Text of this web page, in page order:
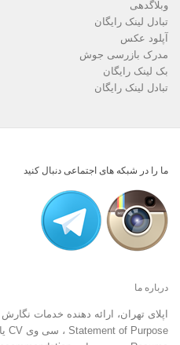
وبلاگدهی
تبادل لینک رایگان
آپلود عکس
مدرک بازرسی جوش
بک لینک رایگان
تبادل لینک رایگان
ما را در شبکه های اجتماعی دنبال کنید
درباره ما